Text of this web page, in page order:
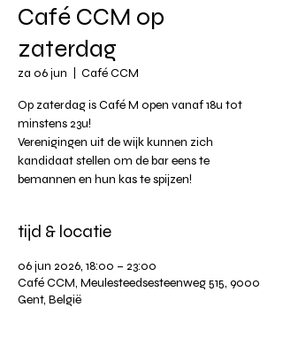
Café CCM op
zaterdag
za 06 jun Café CCM
Op zaterdag is Café M open vanaf 18u tot
minstens 23u!
Verenigingen uit de wijk kunnen zich
kandidaat stellen om de bar eens te
tijd & locatie
06 jun 2026, 18:00 – 23:00
Café CCM, Meulesteedsesteenweg 515, 9000
Gent, België